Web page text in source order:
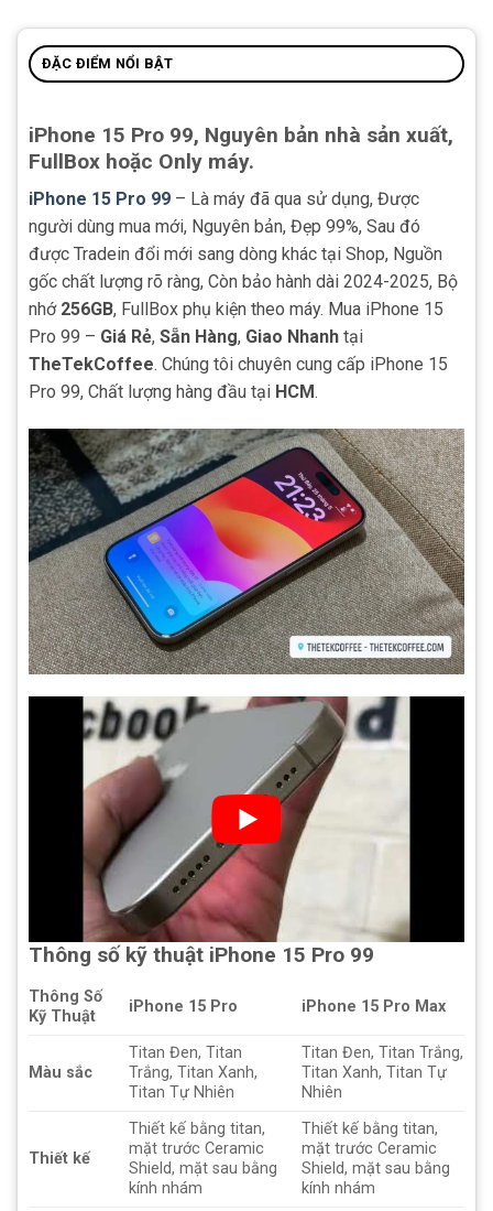
ĐẶC ĐIỂM NỔI BẬT
iPhone 15 Pro 99, Nguyên bản nhà sản xuất,
FullBox hoặc Only máy.
iPhone 15 Pro 99 – Là máy đã qua sử dụng, Được
người dùng mua mới, Nguyên bản, Đẹp 99%, Sau đó
được Tradein đổi mới sang dòng khác tại Shop, Nguồn
gốc chất lượng rõ ràng, Còn bảo hành dài 2024-2025, Bộ
nhớ 256GB, FullBox phụ kiện theo máy. Mua iPhone 15
Pro 99 – Giá Rẻ, Sẵn Hàng, Giao Nhanh tại
TheTekCoffee. Chúng tôi chuyên cung cấp iPhone 15
Pro 99, Chất lượng hàng đầu tại HCM.
Thông số kỹ thuật iPhone 15 Pro 99
Thông Số
Kỹ Thuật
iPhone 15 Pro iPhone 15 Pro Max
Màu sắc
Titan Đen, Titan
Trắng, Titan Xanh,
Titan Tự Nhiên
Titan Đen, Titan Trắng,
Titan Xanh, Titan Tự
Nhiên
Thiết kế
Thiết kế bằng titan,
mặt trước Ceramic
Shield, mặt sau bằng
kính nhám
Thiết kế bằng titan,
mặt trước Ceramic
Shield, mặt sau bằng
kính nhám